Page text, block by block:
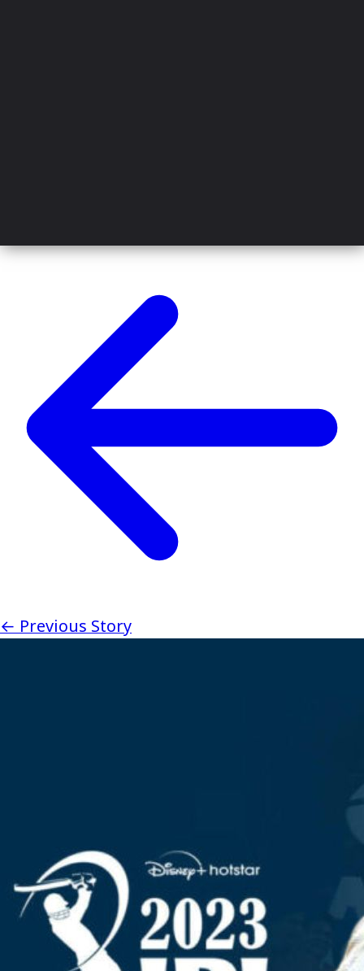
← Previous Story